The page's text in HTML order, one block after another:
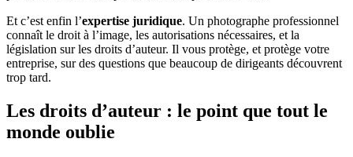
Et c’est enfin l’expertise juridique. Un photographe professionnel
connaît le droit à l’image, les autorisations nécessaires, et la
législation sur les droits d’auteur. Il vous protège, et protège votre
entreprise, sur des questions que beaucoup de dirigeants découvrent
trop tard.
Les droits d’auteur : le point que tout le
monde oublie